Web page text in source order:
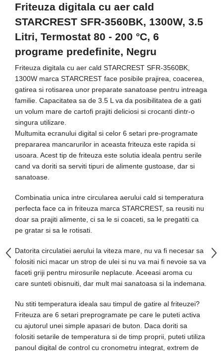
Storcătoare
Aparate de cafea
Accesorii
Cafetiere
Espressoare
Râșnițe de cafea
Aparate de curatat bijuterii
Aparate de curățat cu aburi
Aparate de ingrijire tesaturi
aparat de calcat vertical
Aparate de scame
Fiare de calcat
Statii de calcat
Aparate de ras electrice
Aparate de tuns
Aparate faciale
Aspiratoare
Aspiratoare de geamuri
Cuptoare cu microunde
Cuptoare electrice
Cântare corporale
Epilatoare
Ingrijire locuinta
Friteuza digitala cu aer cald
STARCREST SFR-3560BK, 1300W, 3.5
Litri, Termostat 80 - 200 °C, 6
programe predefinite, Negru
Friteuza digitala cu aer cald STARCREST SFR-3560BK,
1300W marca STARCREST face posibile prajirea, coacerea,
gatirea si rotisarea unor preparate sanatoase pentru intreaga
familie. Capacitatea sa de 3.5 L va da posibilitatea de a gati
un volum mare de cartofi prajiti deliciosi si crocanti dintr-o
singura utilizare.
Multumita ecranului digital si celor 6 setari pre-programate
prepararea mancarurilor in aceasta friteuza este rapida si
usoara. Acest tip de friteuza este solutia ideala pentru serile
cand va doriti sa serviti tipuri de alimente gustoase, dar si
sanatoase.
Combinatia unica intre circularea aerului cald si temperatura
perfecta face ca in friteuza marca STARCREST, sa reusiti nu
doar sa prajiti alimente, ci sa le si coaceti, sa le pregatiti ca
pe gratar si sa le rotisati.
Datorita circulatiei aerului la viteza mare, nu va fi necesar sa
folositi nici macar un strop de ulei si nu va mai fi nevoie sa va
faceti griji pentru mirosurile neplacute. Aceeasi aroma cu
care sunteti obisnuiti, dar mult mai sanatoasa si la indemana.
Nu stiti temperatura ideala sau timpul de gatire al friteuzei?
Friteuza are 6 setari preprogramate pe care le puteti activa
cu ajutorul unei simple apasari de buton. Daca doriti sa
folositi setarile de temperatura si de timp proprii, puteti utiliza
panoul digital de control cu cronometru integrat, extrem de